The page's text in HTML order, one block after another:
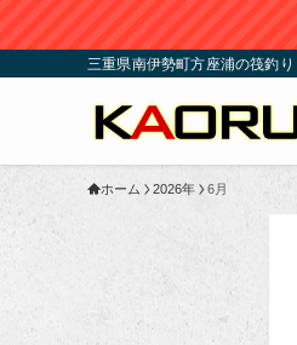
三重県南伊勢町方座浦の筏釣
ホーム 2026年 6月